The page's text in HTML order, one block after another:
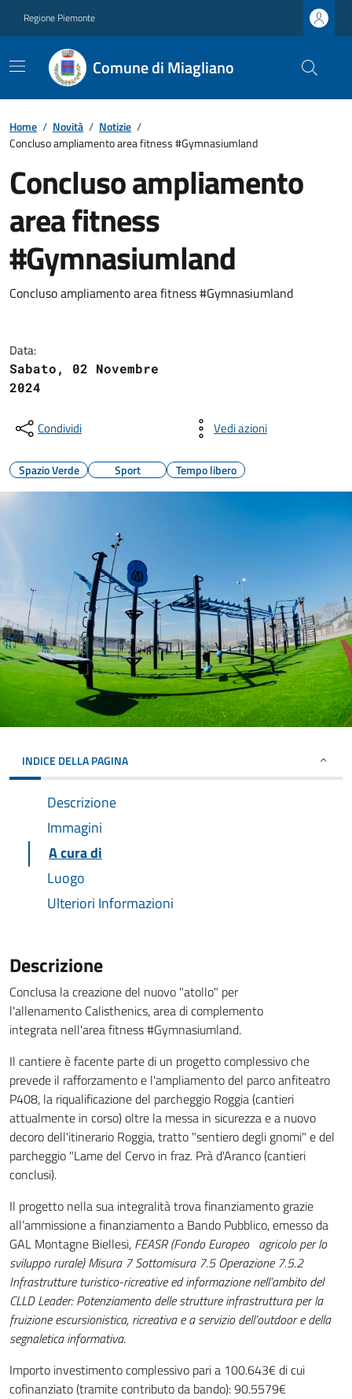
Regione Piemonte
Comune di Miagliano
Home / Novità / Notizie /
Concluso ampliamento area fitness #Gymnasiumland
Concluso ampliamento
area fitness
#Gymnasiumland
Concluso ampliamento area fitness #Gymnasiumland
Data:
Sabato, 02 Novembre
2024
Condividi Vedi azioni
Spazio Verde Sport Tempo libero
INDICE DELLA PAGINA
Descrizione
Immagini
A cura di
Luogo
Ulteriori Informazioni
Descrizione
Conclusa la creazione del nuovo "atollo" per
l'allenamento Calisthenics, area di complemento
integrata nell'area fitness #Gymnasiumland.
Il cantiere è facente parte di un progetto complessivo che
prevede il rafforzamento e l'ampliamento del parco anfiteatro
P408, la riqualificazione del parcheggio Roggia (cantieri
attualmente in corso) oltre la messa in sicurezza e a nuovo
decoro dell'itinerario Roggia, tratto "sentiero degli gnomi" e del
parcheggio "Lame del Cervo in fraz. Prà d'Aranco (cantieri
conclusi).
Il progetto nella sua integralità trova finanziamento grazie
all’ammissione a finanziamento a Bando Pubblico, emesso da
GAL Montagne Biellesi, FEASR (Fondo Europeo agricolo per lo
sviluppo rurale) Misura 7 Sottomisura 7.5 Operazione 7.5.2
Infrastrutture turistico-ricreative ed informazione nell’ambito del
CLLD Leader: Potenziamento delle strutture infrastruttura per la
fruizione escursionistica, ricreativa e a servizio dell’outdoor e della
segnaletica informativa.
Importo investimento complessivo pari a 100.643€ di cui
cofinanziato (tramite contributo da bando): 90.5579€